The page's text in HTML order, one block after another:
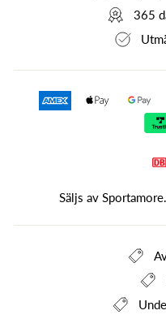
365
Säljs av